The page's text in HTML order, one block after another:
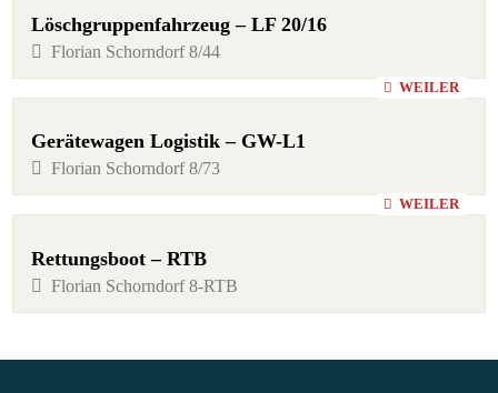
Löschgruppenfahrzeug – LF 20/16
Florian Schorndorf 8/44
WEILER
Gerätewagen Logistik – GW-L1
Florian Schorndorf 8/73
WEILER
Rettungsboot – RTB
Florian Schorndorf 8-RTB